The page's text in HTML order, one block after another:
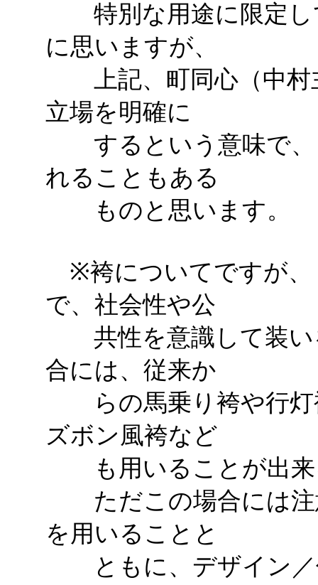
特別な用途に限定し
に思いますが、
上記、町同心（中村
立場を明確に
するという意味で、
れることもある
ものと思います。
※袴についてですが、
で、社会性や公
共性を意識して装い
合には、従来か
らの馬乗り袴や行灯
ズボン風袴など
も用いることが出来
ただこの場合には注
を用いることと
ともに、デザイン／